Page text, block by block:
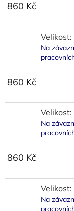
860 Kč
Velikost:
Na
860 Kč
Velikost:
Na
860 Kč
Velikost:
Na